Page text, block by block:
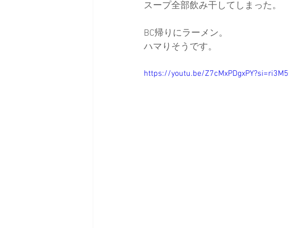
スープ全部飲み干してしまった。
BC帰りにラーメン。
ハマりそうです。
https://youtu.be/